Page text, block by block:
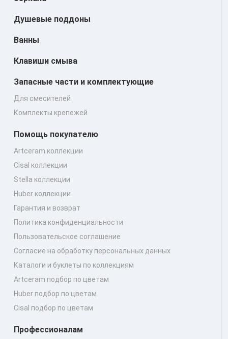
Душевые поддоны
Ванны
Клавиши смыва
Запасные части и комплектующие
Для смесителей
Комплекты крепежей
Помощь покупателю
Artceram коллекции
Cisal коллекции
Stella коллекции
Huber коллекции
Гарантия и возврат
Политика конфиденциальности
Пользовательское соглашение
Согласие на обработку персональных данных
Каталоги и буклеты по коллекциям
Artceram подбор по цветам
Huber подбор по цветам
Cisal подбор по цветам
Профессионалам